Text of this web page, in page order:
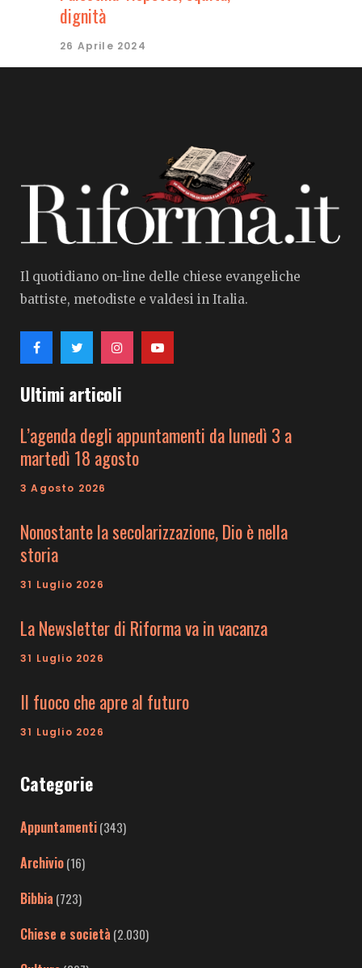
dignità
26 Aprile 2024
Il quotidiano on-line delle chiese evangeliche
battiste, metodiste e valdesi in Italia.
Ultimi articoli
L’agenda degli appuntamenti da lunedì 3 a
martedì 18 agosto
3 Agosto 2026
Nonostante la secolarizzazione, Dio è nella
storia
31 Luglio 2026
La Newsletter di Riforma va in vacanza
31 Luglio 2026
Il fuoco che apre al futuro
31 Luglio 2026
Categorie
Appuntamenti(343)
Archivio(16)
Bibbia (723)
Chiese e società (2.030)